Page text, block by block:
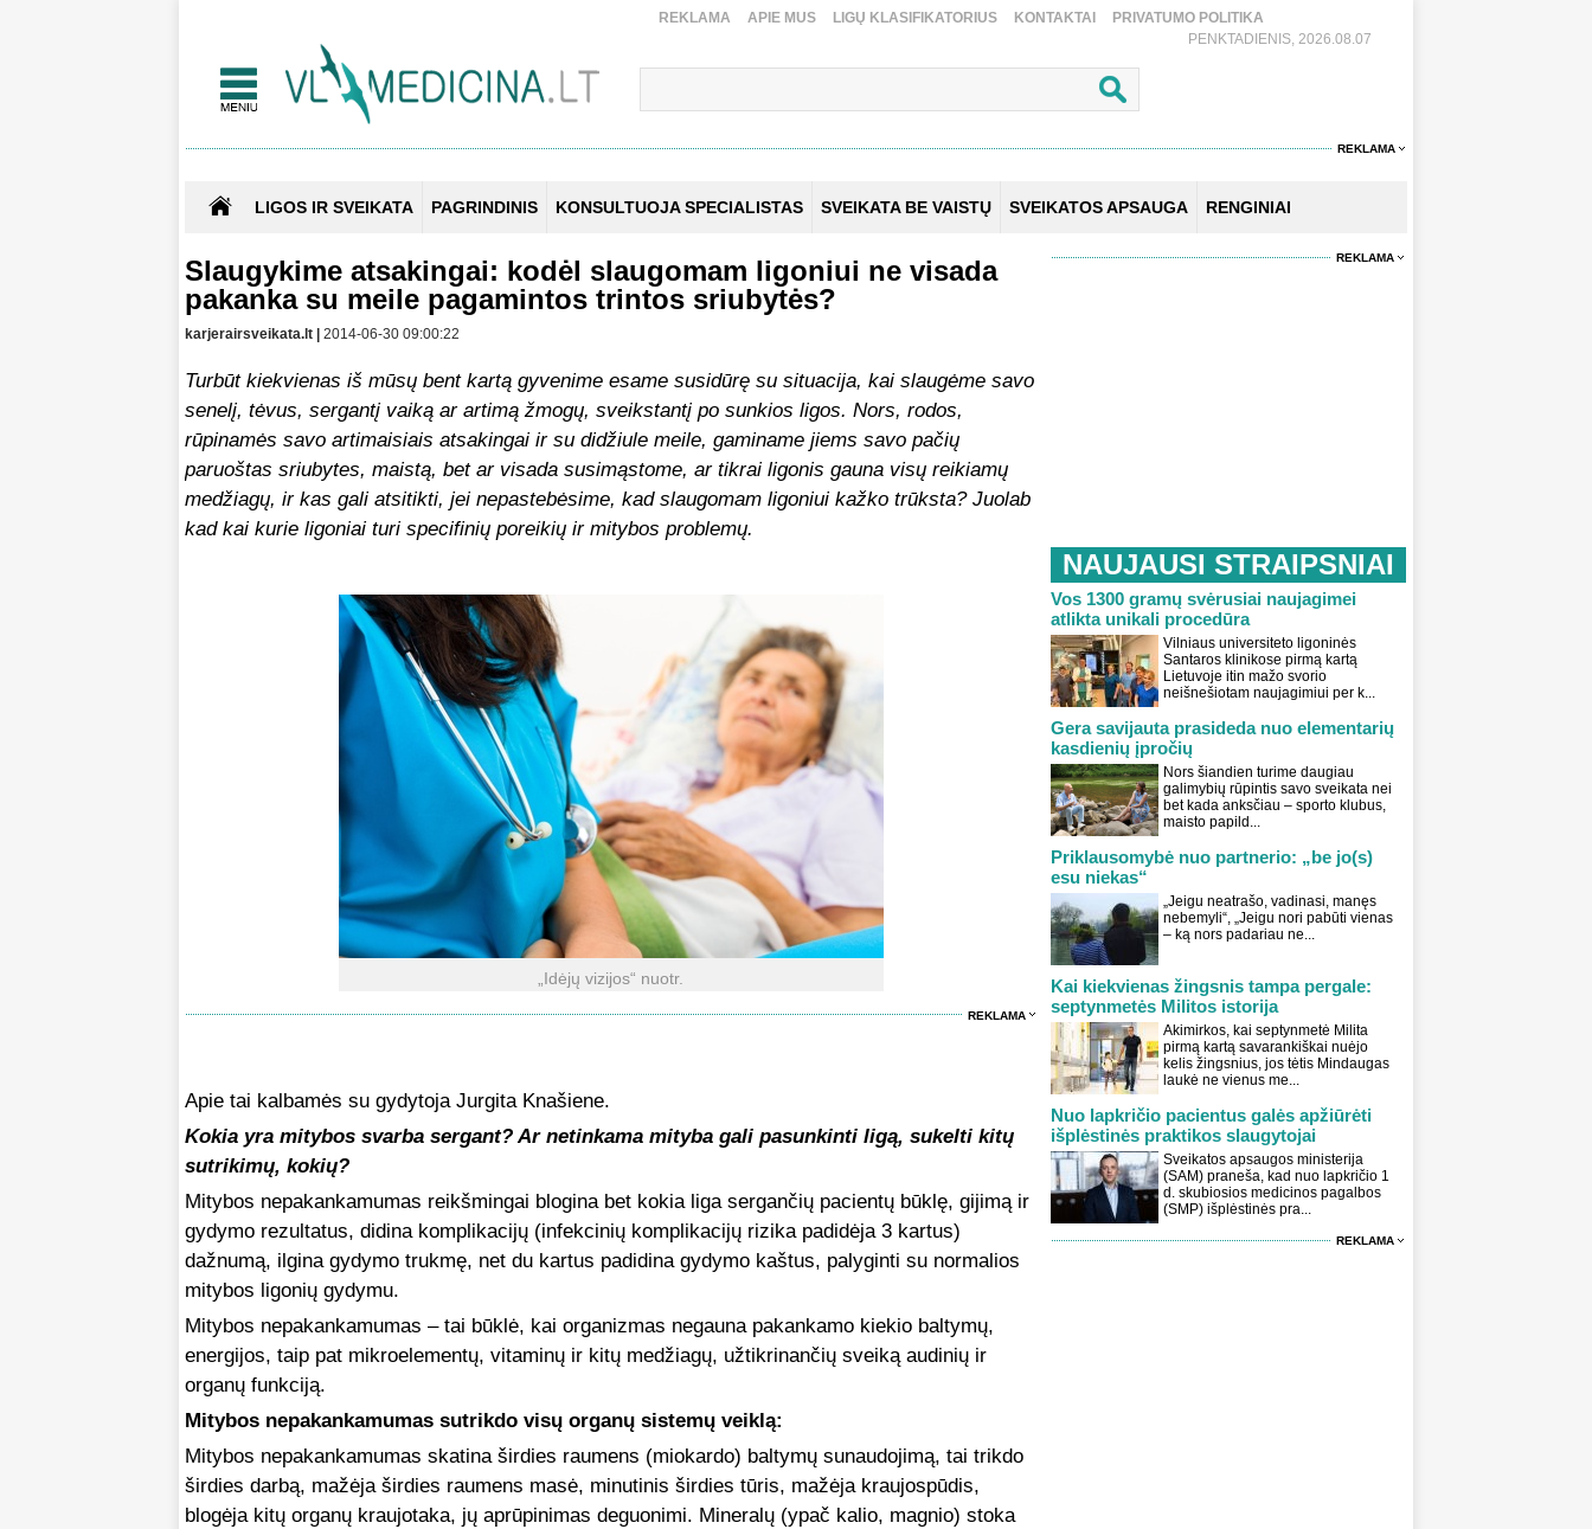
REKLAMA APIE MUS LIGŲ KLASIFIKATORIUS KONTAKTAI
PRIVATUMO POLITIKA
PENKTADIENIS, 2026.08.07
REKLAMA
LIGOS IR SVEIKATA PAGRINDINIS KONSULTUOJA SPECIALISTAS SVEIKATA BE VAISTŲ SVEIKATOS APSAUGA RENGINIAI
Slaugykime atsakingai: kodėl slaugomam ligoniui ne visada
pakanka su meile pagamintos trintos sriubytės?
karjerairsveikata.lt | 2014-06-30 09:00:22
Turbūt kiekvienas iš mūsų bent kartą gyvenime esame susidūrę su situacija, kai slaugėme savo
senelį, tėvus, sergantį vaiką ar artimą žmogų, sveikstantį po sunkios ligos. Nors, rodos,
rūpinamės savo artimaisiais atsakingai ir su didžiule meile, gaminame jiems savo pačių
paruoštas sriubytes, maistą, bet ar visada susimąstome, ar tikrai ligonis gauna visų reikiamų
medžiagų, ir kas gali atsitikti, jei nepastebėsime, kad slaugomam ligoniui kažko trūksta? Juolab
kad kai kurie ligoniai turi specifinių poreikių ir mitybos problemų.
„Idėjų vizijos“ nuotr.
REKLAMA
Apie tai kalbamės su gydytoja Jurgita Knašiene.
Kokia yra mitybos svarba sergant? Ar netinkama mityba gali pasunkinti ligą, sukelti kitų
sutrikimų, kokių?
Mitybos nepakankamumas reikšmingai blogina bet kokia liga sergančių pacientų būklę, gijimą ir
gydymo rezultatus, didina komplikacijų (infekcinių komplikacijų rizika padidėja 3 kartus)
dažnumą, ilgina gydymo trukmę, net du kartus padidina gydymo kaštus, palyginti su normalios
mitybos ligonių gydymu.
Mitybos nepakankamumas – tai būklė, kai organizmas negauna pakankamo kiekio baltymų,
energijos, taip pat mikroelementų, vitaminų ir kitų medžiagų, užtikrinančių sveiką audinių ir
organų funkciją.
Mitybos nepakankamumas sutrikdo visų organų sistemų veiklą:
Mitybos nepakankamumas skatina širdies raumens (miokardo) baltymų sunaudojimą, tai trikdo
širdies darbą, mažėja širdies raumens masė, minutinis širdies tūris, mažėja kraujospūdis,
blogėja kitų organų kraujotaka, jų aprūpinimas deguonimi. Mineralų (ypač kalio, magnio) stoka
REKLAMA
NAUJAUSI STRAIPSNIAI
Vos 1300 gramų svėrusiai naujagimei
atlikta unikali procedūra
Vilniaus universiteto ligoninės
Santaros klinikose pirmą kartą
Lietuvoje itin mažo svorio
neišnešiotam naujagimiui per k...
Gera savijauta prasideda nuo elementarių
kasdienių įpročių
Nors šiandien turime daugiau
galimybių rūpintis savo sveikata nei
bet kada anksčiau – sporto klubus,
maisto papild...
Priklausomybė nuo partnerio: „be jo(s)
esu niekas“
„Jeigu neatrašo, vadinasi, manęs
nebemyli“, „Jeigu nori pabūti vienas
– ką nors padariau ne...
Kai kiekvienas žingsnis tampa pergale:
septynmetės Militos istorija
Akimirkos, kai septynmetė Milita
pirmą kartą savarankiškai nuėjo
kelis žingsnius, jos tėtis Mindaugas
laukė ne vienus me...
Nuo lapkričio pacientus galės apžiūrėti
išplėstinės praktikos slaugytojai
Sveikatos apsaugos ministerija
(SAM) praneša, kad nuo lapkričio 1
d. skubiosios medicinos pagalbos
(SMP) išplėstinės pra...
REKLAMA